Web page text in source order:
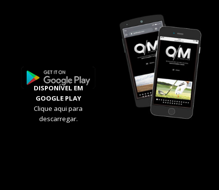
DISPONÍVEL EM
GOOGLE PLAY
Clique aqui para
descarregar.